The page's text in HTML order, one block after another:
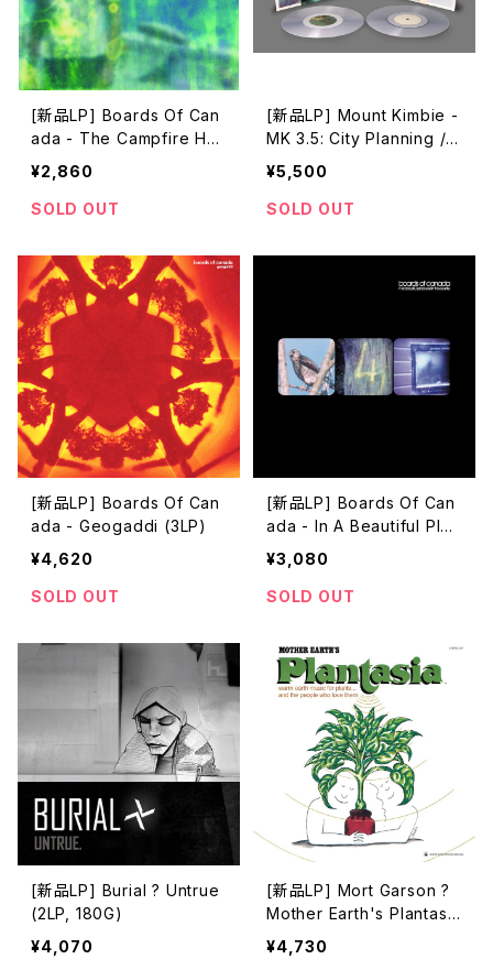
[新品LP] Boards Of Can
ada - The Campfire He
adphase
¥2,860
SOLD OUT
[新品LP] Mount Kimbie -
MK 3.5: City Planning /
Die Cuts
¥5,500
SOLD OUT
[新品LP] Boards Of Can
ada - Geogaddi (3LP)
¥4,620
SOLD OUT
[新品LP] Boards Of Can
ada - In A Beautiful Plac
e Out In The Country
¥3,080
SOLD OUT
[新品LP] Burial ? Untrue
(2LP, 180G)
¥4,070
[新品LP] Mort Garson ?
Mother Earth's Plantasia
(Limited Edition, Caladiu
¥4,730